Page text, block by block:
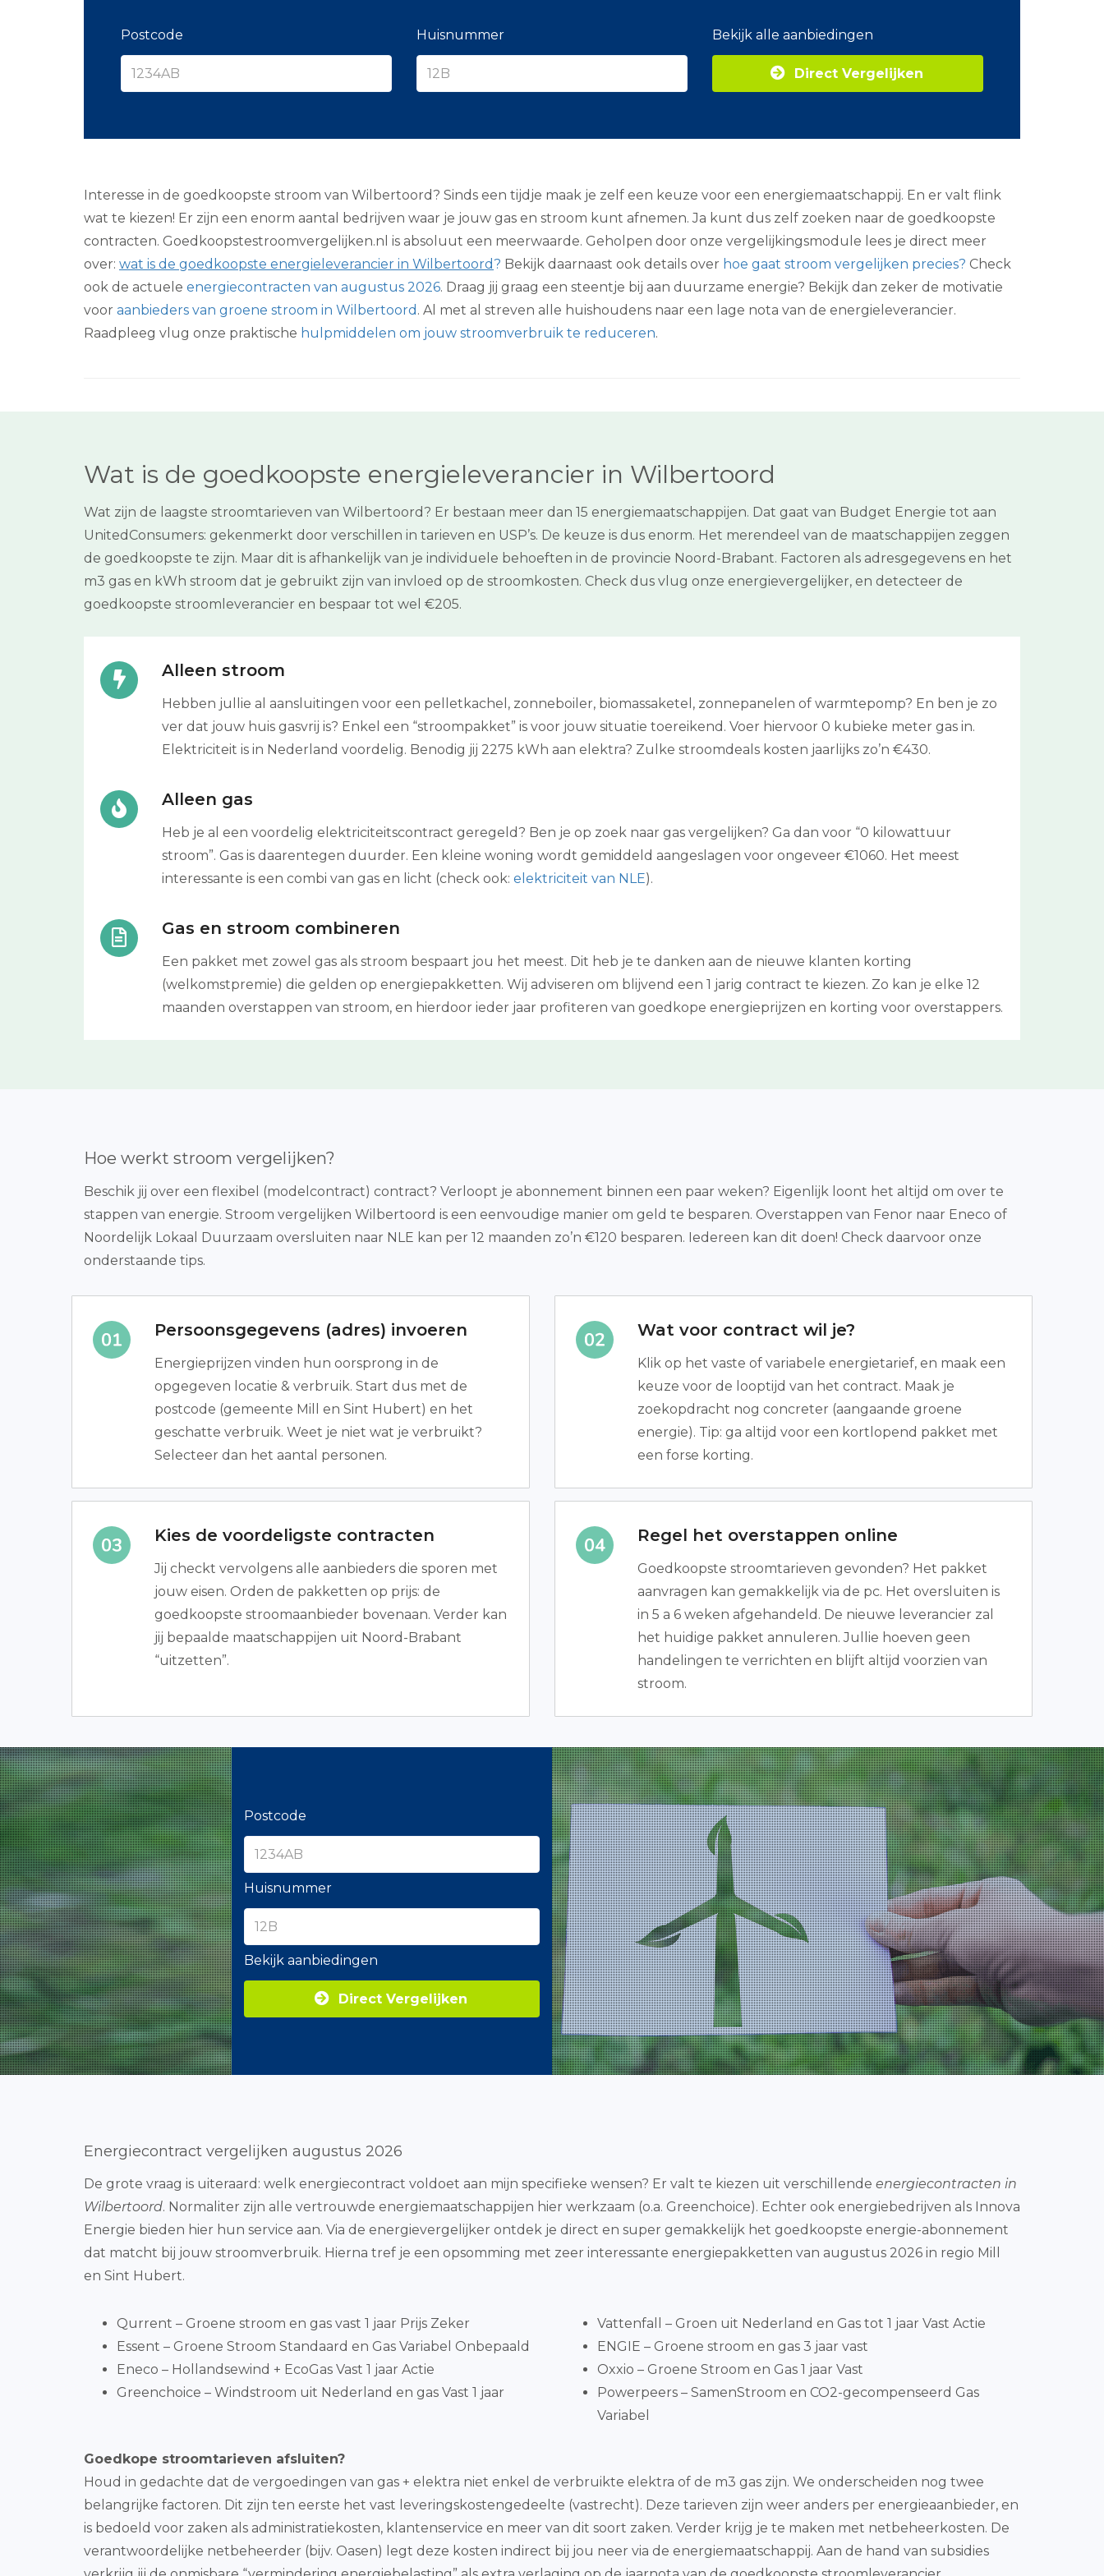
a
e
m
Z
j
n
e
g
i
Postcode Huisnummer Bekijk alle aanbiedingen
Direct Vergelijken
Interesse in de goedkoopste stroom van Wilbertoord? Sinds een tijdje maak je zelf een keuze voor een energiemaatschappij. En er valt flink
wat te kiezen! Er zijn een enorm aantal bedrijven waar je jouw gas en stroom kunt afnemen. Ja kunt dus zelf zoeken naar de goedkoopste
contracten. Goedkoopstestroomvergelijken.nl is absoluut een meerwaarde. Geholpen door onze vergelijkingsmodule lees je direct meer
over: wat is de goedkoopste energieleverancier in Wilbertoord? Bekijk daarnaast ook details over hoe gaat stroom vergelijken precies? Check
ook de actuele energiecontracten van augustus 2026. Draag jij graag een steentje bij aan duurzame energie? Bekijk dan zeker de motivatie
voor aanbieders van groene stroom in Wilbertoord . Al met al streven alle huishoudens naar een lage nota van de energieleverancier.
Raadpleeg vlug onze praktische hulpmiddelen om jouw stroomverbruik te reduceren.
Wat is de goedkoopste energieleverancier in Wilbertoord
Wat zijn de laagste stroomtarieven van Wilbertoord? Er bestaan meer dan 15 energiemaatschappijen. Dat gaat van Budget Energie tot aan
UnitedConsumers: gekenmerkt door verschillen in tarieven en USP’s. De keuze is dus enorm. Het merendeel van de maatschappijen zeggen
de goedkoopste te zijn. Maar dit is afhankelijk van je individuele behoeften in de provincie Noord-Brabant. Factoren als adresgegevens en het
m3 gas en kWh stroom dat je gebruikt zijn van invloed op de stroomkosten. Check dus vlug onze energievergelijker, en detecteer de
goedkoopste stroomleverancier en bespaar tot wel €205.
Alleen stroom
Hebben jullie al aansluitingen voor een pelletkachel, zonneboiler, biomassaketel, zonnepanelen of warmtepomp? En ben je zo
ver dat jouw huis gasvrij is? Enkel een “stroompakket” is voor jouw situatie toereikend. Voer hiervoor 0 kubieke meter gas in.
Elektriciteit is in Nederland voordelig. Benodig jij 2275 kWh aan elektra? Zulke stroomdeals kosten jaarlijks zo’n €430.
Alleen gas
Heb je al een voordelig elektriciteitscontract geregeld? Ben je op zoek naar gas vergelijken? Ga dan voor “0 kilowattuur
stroom”. Gas is daarentegen duurder. Een kleine woning wordt gemiddeld aangeslagen voor ongeveer €1060. Het meest
interessante is een combi van gas en licht (check ook: elektriciteit van NLE).
Gas en stroom combineren
Een pakket met zowel gas als stroom bespaart jou het meest. Dit heb je te danken aan de nieuwe klanten korting
(welkomstpremie) die gelden op energiepakketten. Wij adviseren om blijvend een 1 jarig contract te kiezen. Zo kan je elke 12
maanden overstappen van stroom, en hierdoor ieder jaar profiteren van goedkope energieprijzen en korting voor overstappers.
Hoe werkt stroom vergelijken?
Beschik jij over een flexibel (modelcontract) contract? Verloopt je abonnement binnen een paar weken? Eigenlijk loont het altijd om over te
stappen van energie. Stroom vergelijken Wilbertoord is een eenvoudige manier om geld te besparen. Overstappen van Fenor naar Eneco of
Noordelijk Lokaal Duurzaam oversluiten naar NLE kan per 12 maanden zo’n €120 besparen. Iedereen kan dit doen! Check daarvoor onze
onderstaande tips.
Persoonsgegevens (adres) invoeren
Energieprijzen vinden hun oorsprong in de
opgegeven locatie & verbruik. Start dus met de
postcode (gemeente Mill en Sint Hubert) en het
geschatte verbruik. Weet je niet wat je verbruikt?
Selecteer dan het aantal personen.
Wat voor contract wil je?
Klik op het vaste of variabele energietarief, en maak een
keuze voor de looptijd van het contract. Maak je
zoekopdracht nog concreter (aangaande groene
energie). Tip: ga altijd voor een kortlopend pakket met
een forse korting.
Kies de voordeligste contracten
Jij checkt vervolgens alle aanbieders die sporen met
jouw eisen. Orden de pakketten op prijs: de
goedkoopste stroomaanbieder bovenaan. Verder kan
jij bepaalde maatschappijen uit Noord-Brabant
“uitzetten”.
Regel het overstappen online
Goedkoopste stroomtarieven gevonden? Het pakket
aanvragen kan gemakkelijk via de pc. Het oversluiten is
in 5 a 6 weken afgehandeld. De nieuwe leverancier zal
het huidige pakket annuleren. Jullie hoeven geen
handelingen te verrichten en blijft altijd voorzien van
stroom.
Postcode
Huisnummer
Bekijk aanbiedingen
Direct Vergelijken
Energiecontract vergelijken augustus 2026
De grote vraag is uiteraard: welk energiecontract voldoet aan mijn specifieke wensen? Er valt te kiezen uit verschillende energiecontracten in
Wilbertoord. Normaliter zijn alle vertrouwde energiemaatschappijen hier werkzaam (o.a. Greenchoice). Echter ook energiebedrijven als Innova
Energie bieden hier hun service aan. Via de energievergelijker ontdek je direct en super gemakkelijk het goedkoopste energie-abonnement
dat matcht bij jouw stroomverbruik. Hierna tref je een opsomming met zeer interessante energiepakketten van augustus 2026 in regio Mill
en Sint Hubert.
Qurrent – Groene stroom en gas vast 1 jaar Prijs Zeker
Essent – Groene Stroom Standaard en Gas Variabel Onbepaald
Eneco – Hollandsewind + EcoGas Vast 1 jaar Actie
Greenchoice – Windstroom uit Nederland en gas Vast 1 jaar
Vattenfall – Groen uit Nederland en Gas tot 1 jaar Vast Actie
ENGIE – Groene stroom en gas 3 jaar vast
Oxxio – Groene Stroom en Gas 1 jaar Vast
Powerpeers – SamenStroom en CO2-gecompenseerd Gas
Variabel
Goedkope stroomtarieven afsluiten?
Houd in gedachte dat de vergoedingen van gas + elektra niet enkel de verbruikte elektra of de m3 gas zijn. We onderscheiden nog twee
belangrijke factoren. Dit zijn ten eerste het vast leveringskostengedeelte (vastrecht). Deze tarieven zijn weer anders per energieaanbieder, en
is bedoeld voor zaken als administratiekosten, klantenservice en meer van dit soort zaken. Verder krijg je te maken met netbeheerkosten. De
verantwoordelijke netbeheerder (bijv. Oasen) legt deze kosten indirect bij jou neer via de energiemaatschappij. Aan de hand van subsidies